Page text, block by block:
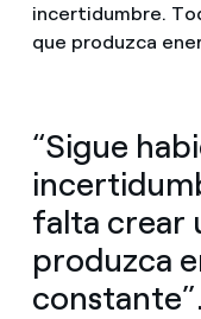
incertidumbre.
que produzca
“Sigue
falta crear
produzca
constante”.